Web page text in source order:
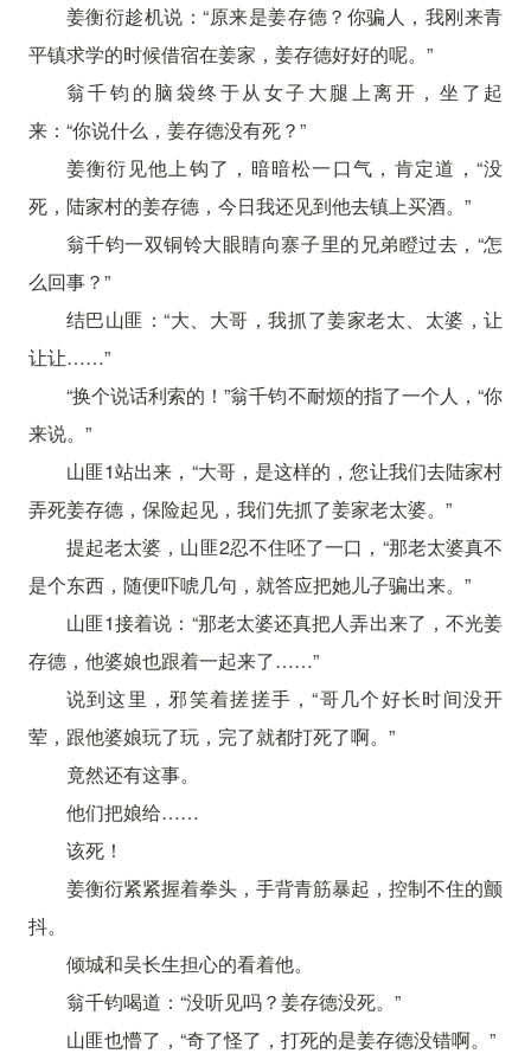
姜衡衍趁机说：“原来是姜存德？你骗人，我刚来青
平镇求学的时候借宿在姜家，姜存德好好的呢。”
翁千钧的脑袋终于从女子大腿上离开，坐了起
来：“你说什么，姜存德没有死？”
姜衡衍见他上钩了，暗暗松一口气，肯定道，“没
死，陆家村的姜存德，今日我还见到他去镇上买酒。”
翁千钧一双铜铃大眼睛向寨子里的兄弟瞪过去，“怎
么回事？”
结巴山匪：“大、大哥，我抓了姜家老太、太婆，让
让让……”
“换个说话利索的！”翁千钧不耐烦的指了一个人，“你
来说。”
山匪1站出来，“大哥，是这样的，您让我们去陆家村
弄死姜存德，保险起见，我们先抓了姜家老太婆。”
提起老太婆，山匪2忍不住呸了一口，“那老太婆真不
是个东西，随便吓唬几句，就答应把她儿子骗出来。”
山匪1接着说：“那老太婆还真把人弄出来了，不光姜
存德，他婆娘也跟着一起来了……”
说到这里，邪笑着搓搓手，“哥几个好长时间没开
荤，跟他婆娘玩了玩，完了就都打死了啊。”
竟然还有这事。
他们把娘给……
该死！
姜衡衍紧紧握着拳头，手背青筋暴起，控制不住的颤
抖。
倾城和吴长生担心的看着他。
翁千钧喝道：“没听见吗？姜存德没死。”
山匪也懵了，“奇了怪了，打死的是姜存德没错啊。”